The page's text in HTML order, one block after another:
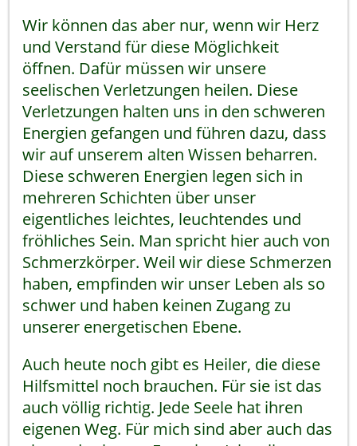
Wir können das aber nur, wenn wir Herz
und Verstand für diese Möglichkeit
öffnen. Dafür müssen wir unsere
seelischen Verletzungen heilen. Diese
Verletzungen halten uns in den schweren
Energien gefangen und führen dazu, dass
wir auf unserem alten Wissen beharren.
Diese schweren Energien legen sich in
mehreren Schichten über unser
eigentliches leichtes, leuchtendes und
fröhliches Sein. Man spricht hier auch von
Schmerzkörper. Weil wir diese Schmerzen
haben, empfinden wir unser Leben als so
schwer und haben keinen Zugang zu
unserer energetischen Ebene.
Auch heute noch gibt es Heiler, die diese
Hilfsmittel noch brauchen. Für sie ist das
auch völlig richtig. Jede Seele hat ihren
eigenen Weg. Für mich sind aber auch das